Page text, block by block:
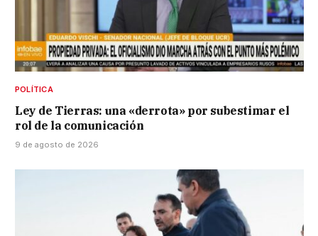
POLÍTICA
Ley de Tierras: una «derrota» por subestimar el
rol de la comunicación
9 de agosto de 2026